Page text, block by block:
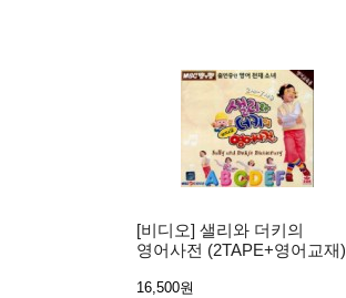
[비디오] 샐리와 더키의
영어사전 (2TAPE+영어교재)
16,500원